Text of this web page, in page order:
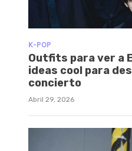
K-POP
Outfits para ver a
ideas cool para
concierto
Abril 29, 2026